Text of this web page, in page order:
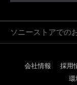
ソニーストアでの
会社情報 採用
環